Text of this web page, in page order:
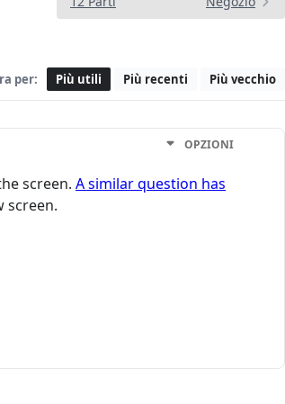
per: Più utili Più recenti Più vecchio
OPZIONI
screen. A similar question has
screen.